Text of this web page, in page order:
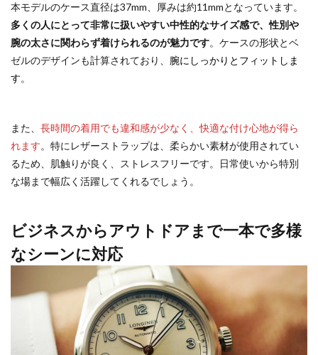
本モデルのケース直径は37mm、厚みは約11mmとなっています。
多くの人にとって非常に扱いやすい中性的なサイズ感で、性別や
腕の太さに関わらず着けられるのが魅力です。ケースの形状とベ
ゼルのデザインも計算されており、 腕にしっかりとフィットしま
す。
また、 長時間の着用でも違和感が少なく、快適な付け心地が得ら
れます。特にレザーストラップは、柔らかい素材が使用されてい
るため、肌触りが良く、ストレスフリーです。日常使いから特別
な場まで幅広く活躍してくれるでしょう。
ビジネスからアウトドアまで一本で多様
なシーンに対応